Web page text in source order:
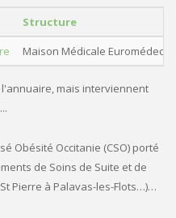
Structure
Maison Médicale
mais interviennent
Obésité Occitanie (CSO) porté
de Soins de Suite et de
Pierre à Palavas-les-Flots…)…